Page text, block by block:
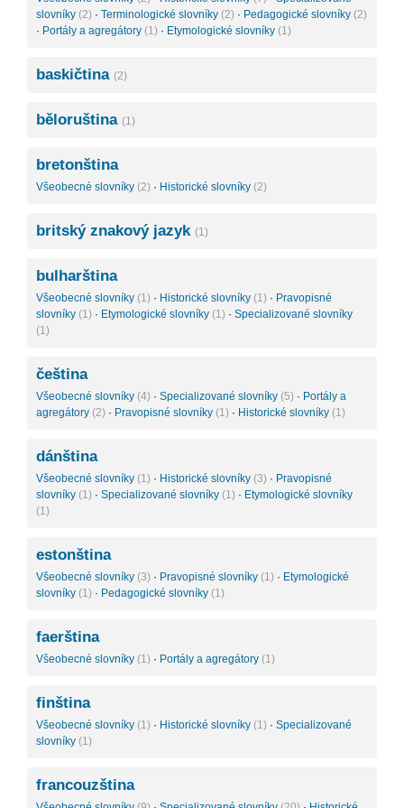
slovníky (2) · Terminologické slovníky (2) · Pedagogické slovníky (2)
· Portály a agregátory (1) · Etymologické slovníky (1)
baskičtina (2)
běloruština (1)
bretonština
Všeobecné slovníky (2) · Historické slovníky (2)
britský znakový jazyk (1)
bulharština
Všeobecné slovníky (1) · Historické slovníky (1) · Pravopisné
slovníky (1) · Etymologické slovníky (1) · Specializované slovníky
(1)
čeština
Všeobecné slovníky (4) · Specializované slovníky (5) · Portály a
agregátory (2) · Pravopisné slovníky (1) · Historické slovníky (1)
dánština
Všeobecné slovníky (1) · Historické slovníky (3) · Pravopisné
slovníky (1) · Specializované slovníky (1) · Etymologické slovníky
(1)
estonština
Všeobecné slovníky (3) · Pravopisné slovníky (1) · Etymologické
slovníky (1) · Pedagogické slovníky (1)
faerština
Všeobecné slovníky (1) · Portály a agregátory (1)
finština
Všeobecné slovníky (1) · Historické slovníky (1) · Specializované
slovníky (1)
francouzština